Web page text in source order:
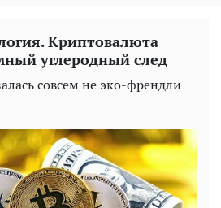
Криптовалюта
углеродный след
совсем не эко-френдли